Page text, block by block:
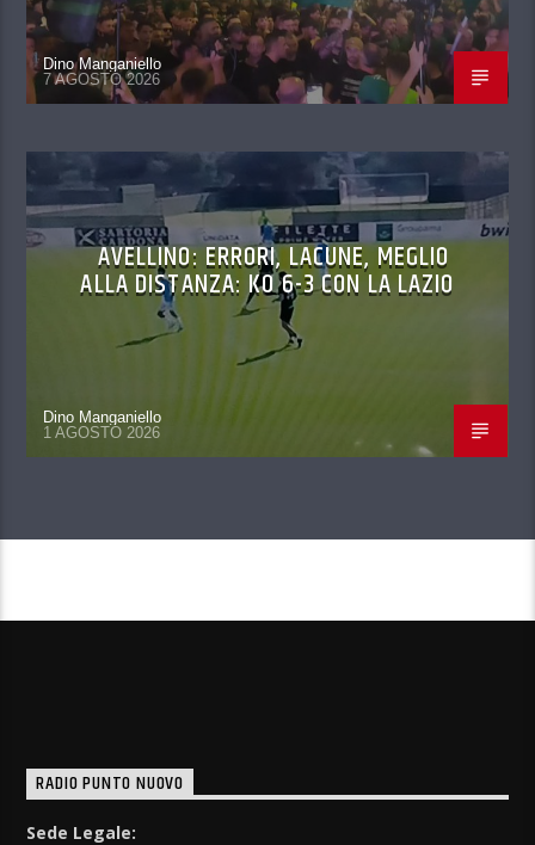
Dino Manganiello
7 AGOSTO 2026
AVELLINO: ERRORI, LACUNE, MEGLIO
ALLA DISTANZA: KO 6-3 CON LA LAZIO
Dino Manganiello
1 AGOSTO 2026
RADIO PUNTO NUOVO
Sede Legale: